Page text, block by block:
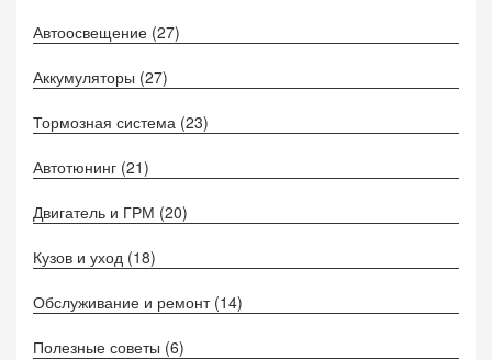
Автоосвещение (27)
Аккумуляторы (27)
Тормозная система (23)
Автотюнинг (21)
Двигатель и ГРМ (20)
Кузов и уход (18)
Обслуживание и ремонт (14)
Полезные советы (6)